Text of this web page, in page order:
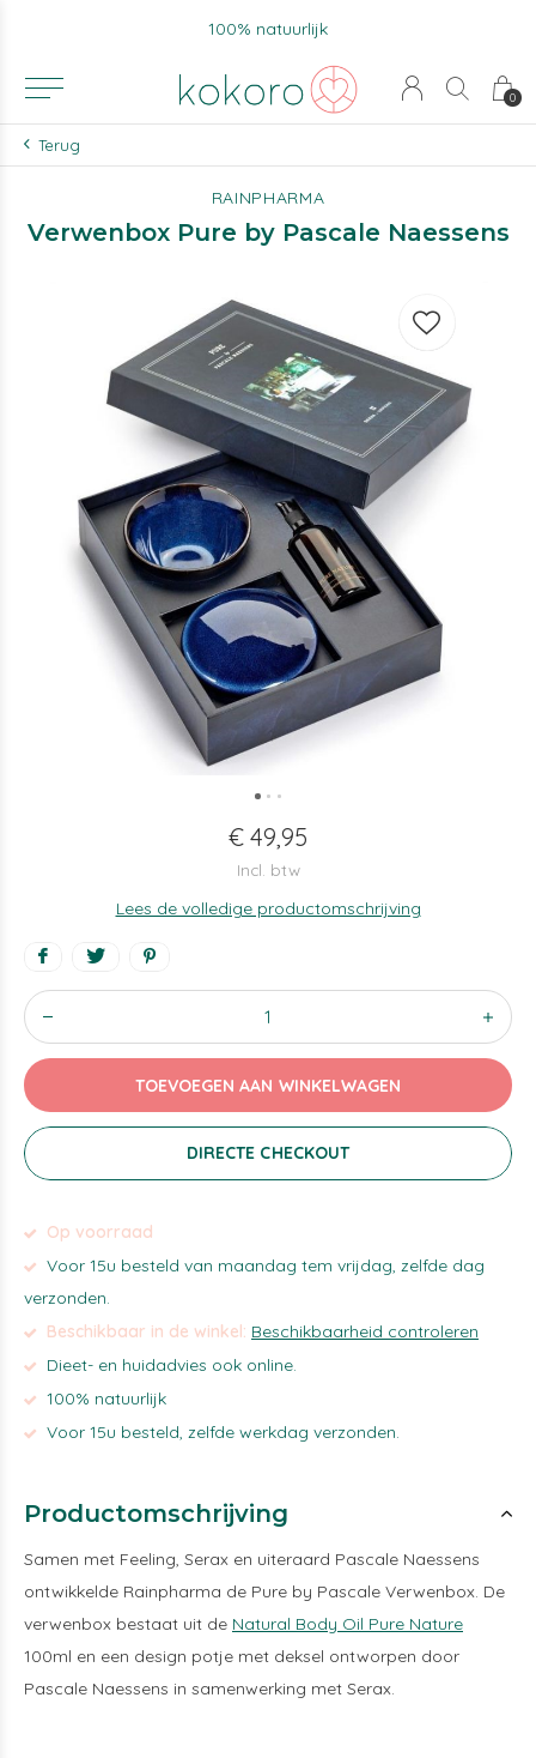
0
100% natuurlijk
Terug
RAINPHARMA
Verwenbox Pure by Pascale Naessens
€ 49,95
Incl. btw
Lees de volledige productomschrijving
TOEVOEGEN AAN WINKELWAGEN
DIRECTE CHECKOUT
Op voorraad
Voor 15u besteld van maandag tem vrijdag, zelfde dag
verzonden.
Beschikbaar in de winkel: Beschikbaarheid controleren
Dieet- en huidadvies ook online.
100% natuurlijk
Voor 15u besteld, zelfde werkdag verzonden.
Productomschrijving
Samen met Feeling, Serax en uiteraard Pascale Naessens
ontwikkelde Rainpharma de Pure by Pascale Verwenbox. De
verwenbox bestaat uit de Natural Body Oil Pure Nature
100ml en een design potje met deksel ontworpen door
Pascale Naessens in samenwerking met Serax.